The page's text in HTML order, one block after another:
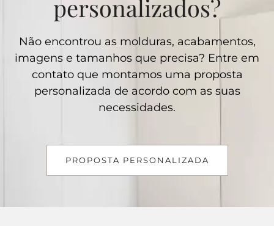
personalizados?
Não encontrou as molduras, acabamentos,
imagens e tamanhos que precisa? Entre em
contato que montamos uma proposta
personalizada de acordo com as suas
necessidades.
PROPOSTA PERSONALIZADA